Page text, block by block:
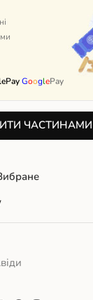
GooglePay
ЧАСТИНАМИ